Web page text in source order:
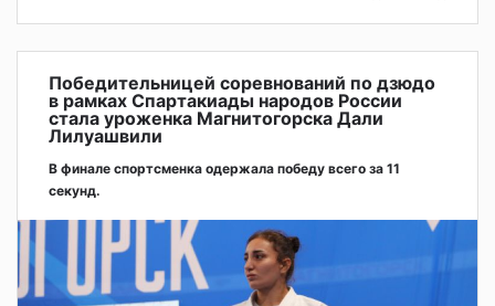
Победительницей соревнований по дзюдо
в рамках Спартакиады народов России
стала уроженка Магнитогорска Дали
Лилуашвили
В финале спортсменка одержала победу всего за 11
секунд.